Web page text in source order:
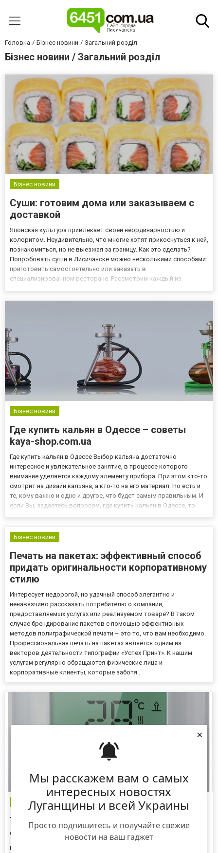
Мы расскажем вам о самых
интересных новостях
Луганщины и всей Украины
Просто подпишитесь и получайте свежие
новости на ваш гаджет
×
Головна Бізнес новини Загальний розділ
Бізнес новини / Загальний розділ
Бізнес новини
Суши: готовим дома или заказываем с
доставкой
Японская культура привлекает своей неординарностью и
колоритом. Неудивительно, что многие хотят прикоснуться к ней,
познакомиться, но не выезжая за границу. Как это сделать?
Попробовать суши в Лисичанске можно несколькими способами:
приготовить самостоятельно или заказать в
специализированном ресторане. Рассмотрим каждый из
Бізнес новини
Где купить кальян в Одессе – советы
kaya-shop.com.ua
Где купить кальян в Одессе Выбор кальяна достаточно
интересное и увлекательное занятие, в процессе которого
внимание уделяется каждому элементу прибора. При этом кто-то
смотрит на дизайн кальяна, а кто-то на его материал. Но есть и
те, кому важно и одно и другое, что будет самым правильным. И
если Вы, задаетесь вопросом, где купить кальян в Одессе, то
Бізнес новини
Печать на пакетах: эффективный способ
придать оригинальности корпоративному
стилю
Интересует недорогой, но удачный способ элегантно и
ненавязчиво рассказать потребителю о компании,
предоставляемых услугах или реализуемом товаре? В таком
случае брендирование пакетов с помощью эффективных
методов полиграфической печати – это то, что вам необходимо.
Профессиональная печать на пакетах является одним из
векторов деятельности типографии «Успех Принт». К нашим
услугам регулярно обращаются физические лица и
корпоративные клиенты, которые заботя...
Бізнес новини
Теплоаккумуляторы - разновидности и
свойства
На рынке представлено множество разновидностей